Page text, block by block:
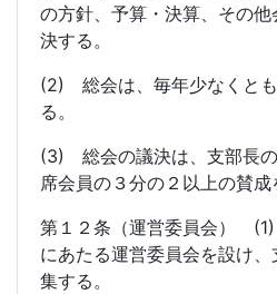
の方針、予算・決算、その
決する。
(2) 総会は、毎年少なくと
る。
(3) 総会の議決は、支部長
席会員の３分の２以上の賛成
第１２条（運営委員会）
にあたる運営委員会を設け
集する。